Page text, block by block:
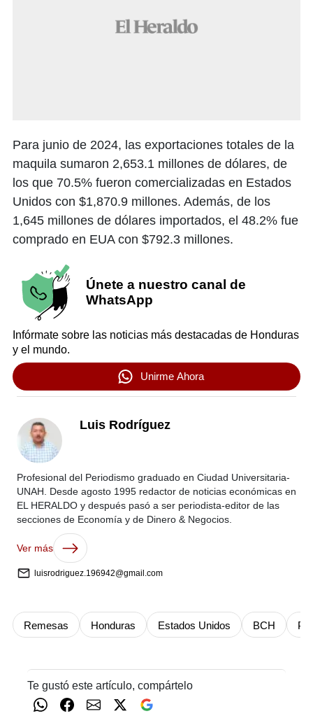
Para junio de 2024, las exportaciones totales de la
maquila sumaron 2,653.1 millones de dólares, de
los que 70.5% fueron comercializadas en Estados
Unidos con $1,870.9 millones. Además, de los
1,645 millones de dólares importados, el 48.2% fue
comprado en EUA con $792.3 millones.
Únete a nuestro canal de
WhatsApp
Infórmate sobre las noticias más destacadas de Honduras
y el mundo.
Unirme Ahora
Luis Rodríguez
Profesional del Periodismo graduado en Ciudad Universitaria-
UNAH. Desde agosto 1995 redactor de noticias económicas en
EL HERALDO y después pasó a ser periodista-editor de las
secciones de Economía y de Dinero & Negocios.
Ver más
luisrodriguez.196942@gmail.com
Remesas Honduras Estados Unidos BCH
Te gustó este artículo, compártelo